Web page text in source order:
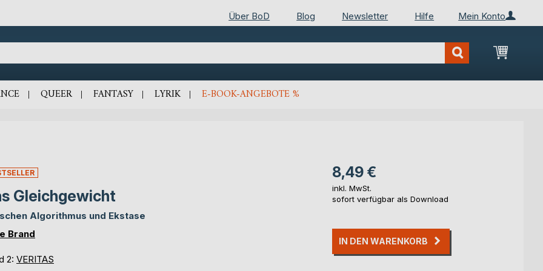
Mein Konto
Über BoD Blog Newsletter Hilfe
Mein
QUEER FANTASY LYRIK E-BOOK-ANGEBOTE %
Gleichgewicht
Algorithmus und Ekstase
Brand
2: VERITAS
8,49 €
inkl. MwSt.
sofort verfügbar als Download
IN DEN WARENKORB